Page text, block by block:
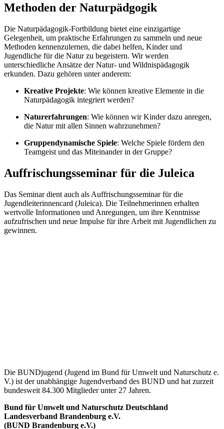
Methoden der Naturpädgogik
Die Naturpädagogik-Fortbildung bietet eine einzigartige
Gelegenheit, um praktische Erfahrungen zu sammeln und neue
Methoden kennenzulernen, die dabei helfen, Kinder und
Jugendliche für die Natur zu begeistern. Wir werden
unterschiedliche Ansätze der Natur- und Wildnispädagogik
erkunden. Dazu gehören unter anderem:
Kreative Projekte: Wie können kreative Elemente in die
Naturpädagogik integriert werden?
Naturerfahrungen: Wie können wir Kinder dazu anregen,
die Natur mit allen Sinnen wahrzunehmen?
Gruppendynamische Spiele: Welche Spiele fördern den
Teamgeist und das Miteinander in der Gruppe?
Auffrischungsseminar für die Juleica
Das Seminar dient auch als Auffrischungsseminar für die
Jugendleiterinnencard (Juleica). Die Teilnehmerinnen erhalten
wertvolle Informationen und Anregungen, um ihre Kenntnisse
aufzufrischen und neue Impulse für ihre Arbeit mit Jugendlichen zu
gewinnen.
Die BUNDjugend (Jugend im Bund für Umwelt und Naturschutz e.
V.) ist der unabhängige Jugendverband des BUND und hat zurzeit
bundesweit 84.300 Mitglieder unter 27 Jahren.
Bund für Umwelt und Naturschutz Deutschland
Landesverband Brandenburg e.V.
(BUND Brandenburg e.V.)